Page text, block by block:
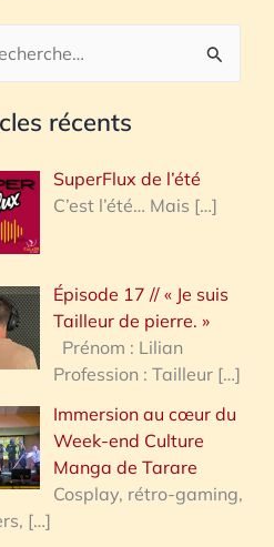
récents
SuperFlux de l’été
C’est l’été… Mais […]
Épisode 17 // « Je suis
Tailleur de pierre. »
Prénom : Lilian
Profession : Tailleur […]
Immersion au cœur du
Week-end Culture
Manga de Tarare
Cosplay, rétro-gaming,
[…]